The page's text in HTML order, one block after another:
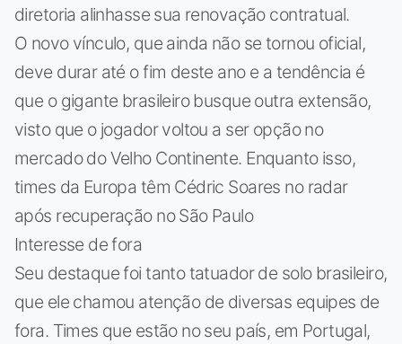
diretoria alinhasse sua renovação contratual.
O novo vínculo, que ainda não se tornou oficial,
deve durar até o fim deste ano e a tendência é
que o gigante brasileiro busque outra extensão,
visto que o jogador voltou a ser opção no
mercado do Velho Continente. Enquanto isso,
times da Europa têm Cédric Soares no radar
após recuperação no São Paulo
Interesse de fora
Seu destaque foi tanto tatuador de solo brasileiro,
que ele chamou atenção de diversas equipes de
fora. Times que estão no seu país, em Portugal,